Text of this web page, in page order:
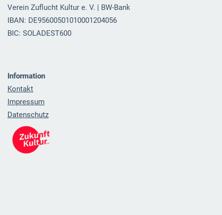
Verein Zuflucht Kultur e. V. | BW-Bank
IBAN: DE95600501010001204056
BIC: SOLADEST600
Information
Kontakt
Impressum
Datenschutz